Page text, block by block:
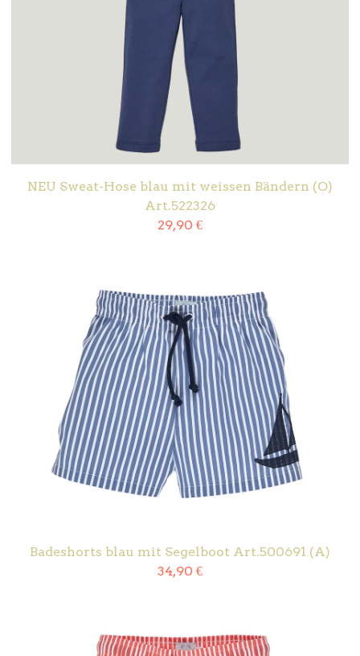
NEU Sweat-Hose blau mit weissen Bändern (O)
Art.522326
29,90 €
Badeshorts blau mit Segelboot Art.500691 (A)
34,90 €